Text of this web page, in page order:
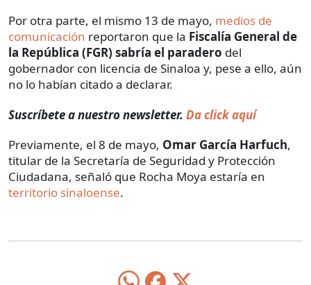
Por otra parte, el mismo 13 de mayo, medios de
comunicación reportaron que la Fiscalía General de
la República (FGR) sabría el paradero del
gobernador con licencia de Sinaloa y, pese a ello, aún
no lo habían citado a declarar.
Suscríbete a nuestro newsletter. Da click aquí
Previamente, el 8 de mayo, Omar García Harfuch,
titular de la Secretaría de Seguridad y Protección
Ciudadana, señaló que Rocha Moya estaría en
territorio sinaloense.